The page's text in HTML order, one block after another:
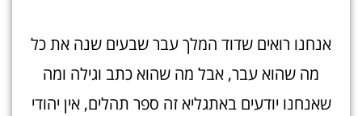
אנחנו רואים שדוד המלך עבר שבעים שנה את כל
מה שהוא עבר, אבל מה שהוא כתב וגילה ומה
שאנחנו יודעים באתגליא זה ספר תהלים, אין יהודי